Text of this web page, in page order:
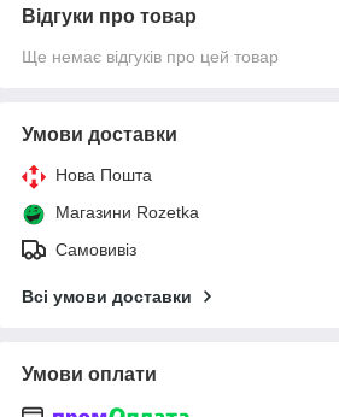
Відгуки про товар
Ще немає відгуків про цей товар
Умови доставки
Нова Пошта
Магазини Rozetka
Самовивіз
Всі умови доставки
Умови оплати